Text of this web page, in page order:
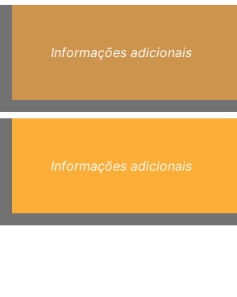
Informações adicionais
Informações adicionais